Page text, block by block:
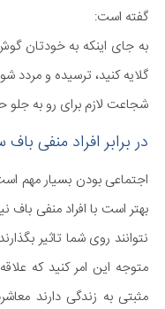
گفته است:
به جای اینکه به خودتان
گلایه کنید، ترسیده و
شجاعت لازم برای رو به جلو
در برابر افراد منفی
اجتماعی بودن بسیار مهم
بهتر است با افراد منفی باف
نتوانند روی شما تاثیر
متوجه این امر کنید که
مثبتی به زندگی دارند